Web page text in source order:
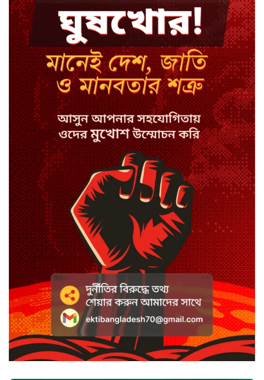
মন্ত্রী-এমপিদের উপস্থিতিতে ইউএনওর
আইফোন চুরি
সিরাজগঞ্জে বাস ট্রাক দুর্ঘটনা, চালকসহ
নিহত ২
স্পিকারের নামে জাল ডিও, প্রতারণার
অভিযোগে এসিল্যান্ডের বিরুদ্ধে মামলা
সাদা না বাদামি চিনি, কোনটি ভালো?
হাসানের ৪ উইকেটের দিনে ধুঁকছে
বাংলাদেশ